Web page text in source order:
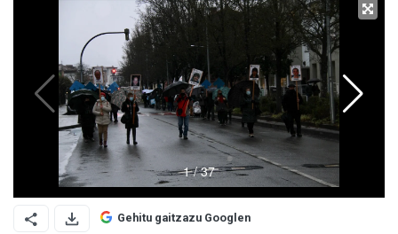
Gehitu gaitzazu Googlen